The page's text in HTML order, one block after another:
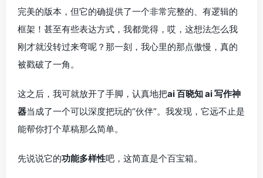
完美的版本，但它的确提供了一个非常完整的、有逻辑的
框架！甚至有些表达方式，我都觉得，哎，这想法怎么我
刚才就没转过来弯呢？那一刻，我心里的那点傲慢，真的
被戳破了一角。
这之后，我可就放开了手脚，认真地把ai 百晓知 ai 写作神
器当成了一个可以深度把玩的“伙伴”。我发现，它远不止是
能帮你打个草稿那么简单。
先说说它的功能多样性吧，这简直是个百宝箱。